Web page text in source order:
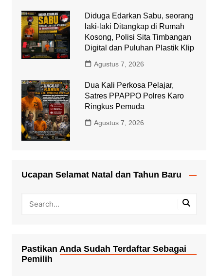
Diduga Edarkan Sabu, seorang
laki-laki Ditangkap di Rumah
Kosong, Polisi Sita Timbangan
Digital dan Puluhan Plastik Klip
Agustus 7, 2026
Dua Kali Perkosa Pelajar,
Satres PPAPPO Polres Karo
Ringkus Pemuda
Agustus 7, 2026
Ucapan Selamat Natal dan Tahun Baru
Pastikan Anda Sudah Terdaftar Sebagai
Pemilih